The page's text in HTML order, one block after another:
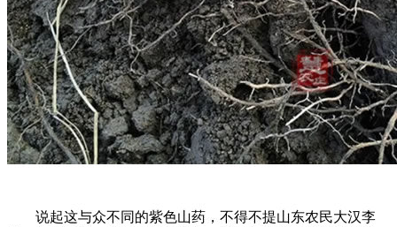
说起这与众不同的紫色山药，不得不提山东农民大汉李